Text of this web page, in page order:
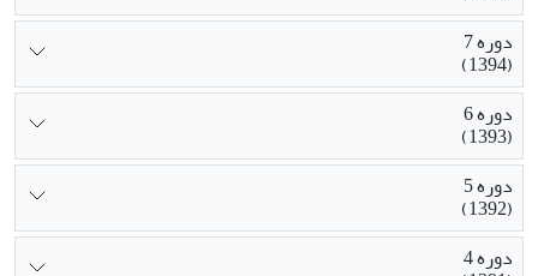
دوره 7
(1394)
دوره 6
(1393)
دوره 5
(1392)
دوره 4